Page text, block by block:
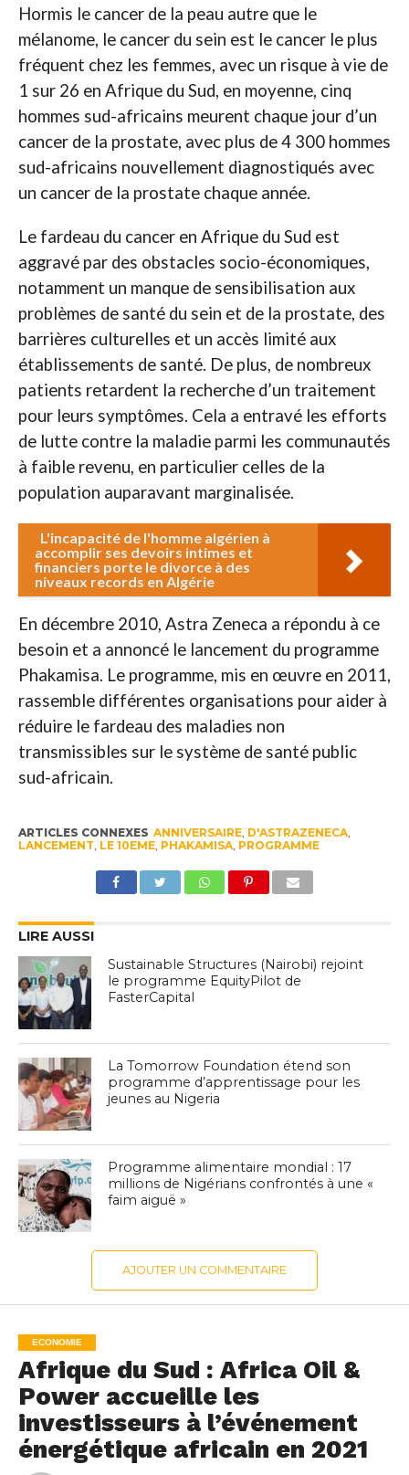
Hormis le cancer de la peau autre que le
mélanome, le cancer du sein est le cancer le plus
fréquent chez les femmes, avec un risque à vie de
1 sur 26 en Afrique du Sud, en moyenne, cinq
hommes sud-africains meurent chaque jour d’un
cancer de la prostate, avec plus de 4 300 hommes
sud-africains nouvellement diagnostiqués avec
un cancer de la prostate chaque année.
Le fardeau du cancer en Afrique du Sud est
aggravé par des obstacles socio-économiques,
notamment un manque de sensibilisation aux
problèmes de santé du sein et de la prostate, des
barrières culturelles et un accès limité aux
établissements de santé. De plus, de nombreux
patients retardent la recherche d’un traitement
pour leurs symptômes. Cela a entravé les efforts
de lutte contre la maladie parmi les communautés
à faible revenu, en particulier celles de la
population auparavant marginalisée.
L'incapacité de l'homme algérien à
accomplir ses devoirs intimes et
financiers porte le divorce à des
niveaux records en Algérie
En décembre 2010, Astra Zeneca a répondu à ce
besoin et a annoncé le lancement du programme
Phakamisa. Le programme, mis en œuvre en 2011,
rassemble différentes organisations pour aider à
réduire le fardeau des maladies non
transmissibles sur le système de santé public
sud-africain.
ARTICLES CONNEXES ANNIVERSAIRE, D'ASTRAZENECA,
LANCEMENT, LE 10EME, PHAKAMISA, PROGRAMME
LIRE AUSSI
Sustainable Structures (Nairobi) rejoint
le programme EquityPilot de
FasterCapital
La Tomorrow Foundation étend son
programme d’apprentissage pour les
jeunes au Nigeria
Programme alimentaire mondial : 17
millions de Nigérians confrontés à une «
faim aiguë »
AJOUTER UN COMMENTAIRE
ECONOMIE
Afrique du Sud : Africa Oil &
Power accueille les
investisseurs à l’événement
énergétique africain en 2021